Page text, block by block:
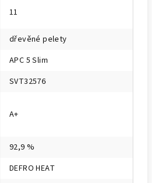
11
dřevěné pelety
APC 5 Slim
SVT32576
A+
92,9 %
DEFRO HEAT